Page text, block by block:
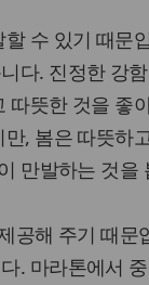
수 있기 때문
다. 진정한 강
뜻한 것을 좋
, 봄은 따뜻하
만발하는 것을
공해 주기 때문
. 마라톤에서